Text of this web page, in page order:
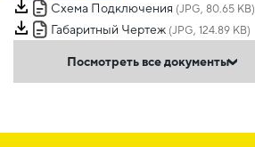
Схема Подключения (JPG, 80.65 KB)
Габаритный Чертеж (JPG, 124.89 KB)
Посмотреть все документы